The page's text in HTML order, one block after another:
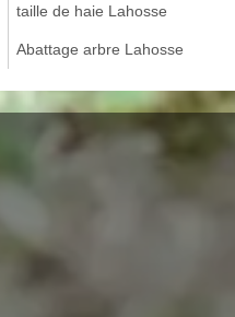
taille de haie Lahosse
Abattage arbre Lahosse